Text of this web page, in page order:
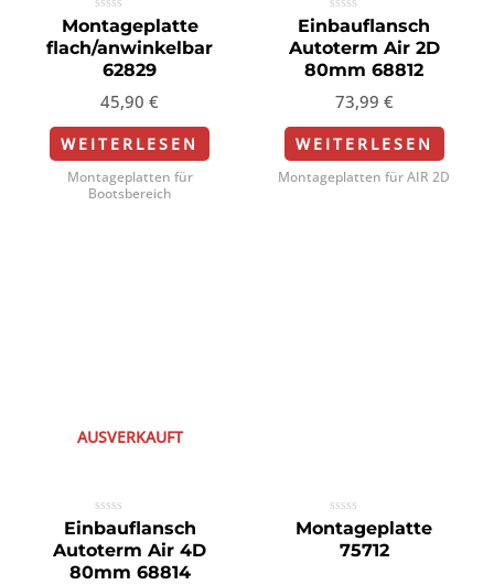
Bewertet
mit
0
von
Montageplatte
flach/anwinkelbar
62829
45,90€
WEITERLESEN
Montageplatten für
Bootsbereich
Bewertet
mit
0
von
5
Einbauflansch
Autoterm Air 2D
80mm 68812
73,99 €
WEITERLESEN
Montageplatten für AIR 2D
AUSVERKAUFT
Bewertet
mit
0
von
5
Einbauflansch
Autoterm Air 4D
80mm 68814
Bewertet
mit
von
Montageplatte
75712